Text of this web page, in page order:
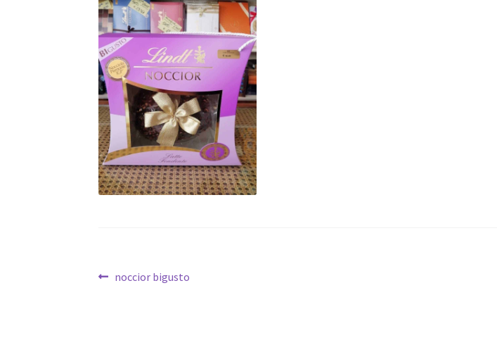
Navigazione
Articolo
noccior bigusto